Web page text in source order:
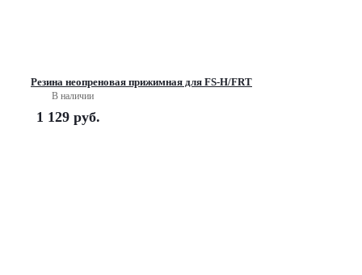
Резина неопреновая прижимная для FS-H/FRT
В наличии
1 129 руб.